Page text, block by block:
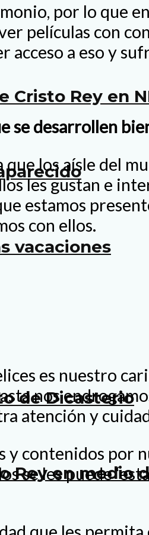
Cristo Rey en
vacaciones
de Dicasterio
Rey en medio
por lo que
películas con
a eso y
se desarrollen
los aísle del
les gustan e
estamos
con ellos.
es nuestro
nos
atención y
contenidos por
se les puede